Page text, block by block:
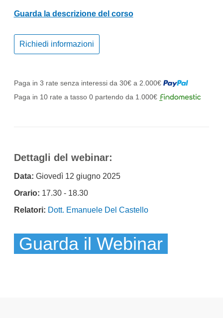
Guarda la descrizione del corso
Richiedi informazioni
Paga in 3 rate senza interessi da 30€ a 2.000€
Paga in 10 rate a tasso 0 partendo da 1.000€
Dettagli del webinar:
Data: Giovedì 12 giugno 2025
Orario: 17.30 - 18.30
Relatori: Dott. Emanuele Del Castello
Guarda il Webinar